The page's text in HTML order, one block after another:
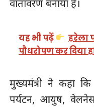
वातावरण बनाया है।
यह भी पढ़ें
हरेला
पौधरोपण कर दिया
मुख्यमंत्री ने कहा कि
पर्यटन, आयुष,